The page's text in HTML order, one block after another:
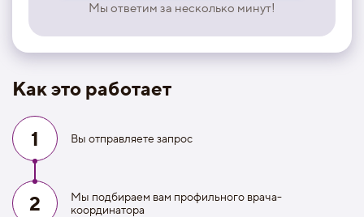
Мы ответим за несколько минут!
Как это работает
1 Вы отправляете запрос
2
Мы подбираем вам профильного врача-
координатора